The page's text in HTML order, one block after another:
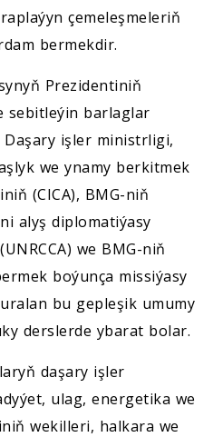
çemeleşmeleriň
bermekdir.
Prezidentiniň
sebitleýin barlaglar
işler ministrligi,
we ynamy berkitmek
(CICA), BMG-niň
alyş diplomatiýasy
we BMG-niň
boýunça missiýasy
bu gepleşik umumy
derslerde ybarat bolar.
daşary işler
ulag, energetika we
wekilleri, halkara we